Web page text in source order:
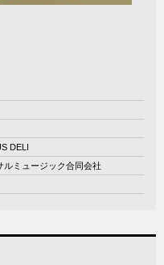
DELI
ルミュージック合同会社